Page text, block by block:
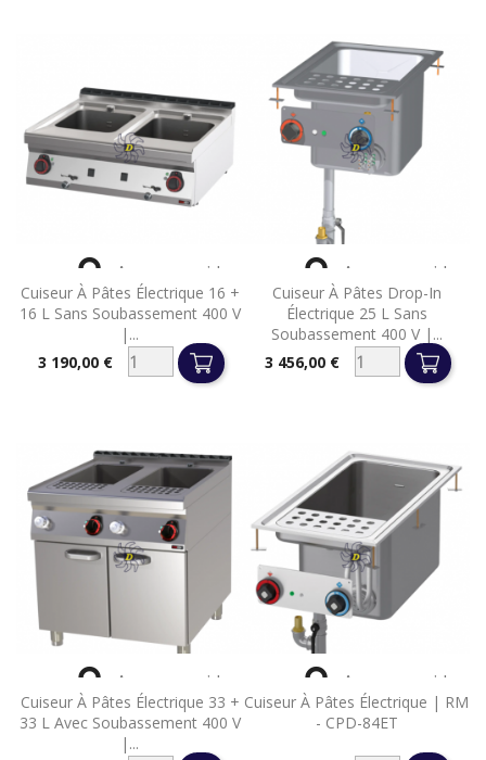
Cuiseur À Pâtes Électrique 16 +
16 L Sans Soubassement 400 V
|...
Prix3 190,00 €
 Aperçu rapide
Cuiseur À Pâtes Drop-In
Électrique 25 L Sans
Soubassement 400 V |...
Prix3 456,00 €
 Aperçu rapide
Cuiseur À Pâtes Électrique 33 +
33 L Avec Soubassement 400 V
|...
 Aperçu rapide
Cuiseur À Pâtes Électrique | RM
- CPD-84ET
 Aperçu rapide